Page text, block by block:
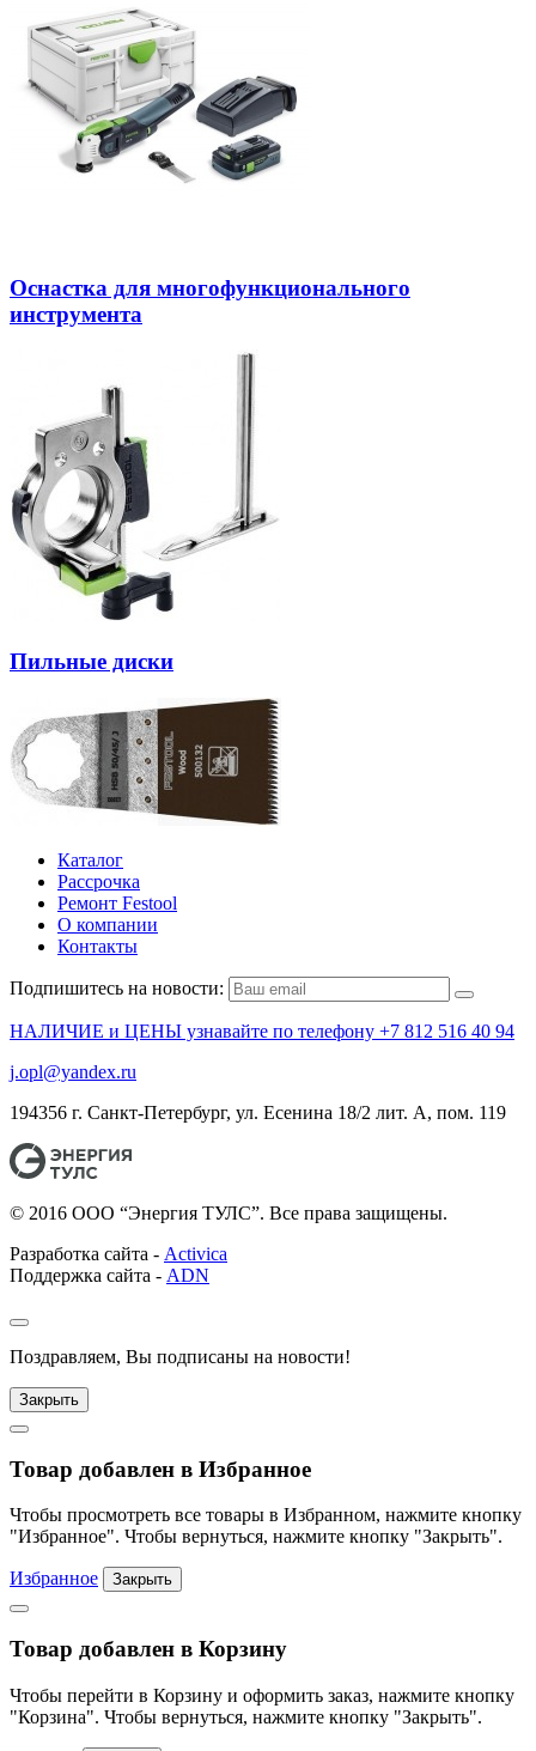
Оснастка для многофункционального
инструмента
Пильные диски
Каталог
Рассрочка
Ремонт Festool
О компании
Контакты
Подпишитесь на новости:
НАЛИЧИЕ и ЦЕНЫ узнавайте по телефону +7 812 516 40 94
j.opl@yandex.ru
194356 г. Санкт-Петербург, ул. Есенина 18/2 лит. А, пом. 119
© 2016 ООО “Энергия ТУЛС”. Все права защищены.
Разработка сайта - Activica
Поддержка сайта - ADN
Поздравляем, Вы подписаны на новости!
Закрыть
Товар добавлен в Избранное
Чтобы просмотреть все товары в Избранном, нажмите кнопку
"Избранное". Чтобы вернуться, нажмите кнопку "Закрыть".
Избранное Закрыть
Товар добавлен в Корзину
Чтобы перейти в Корзину и оформить заказ, нажмите кнопку
"Корзина". Чтобы вернуться, нажмите кнопку "Закрыть".